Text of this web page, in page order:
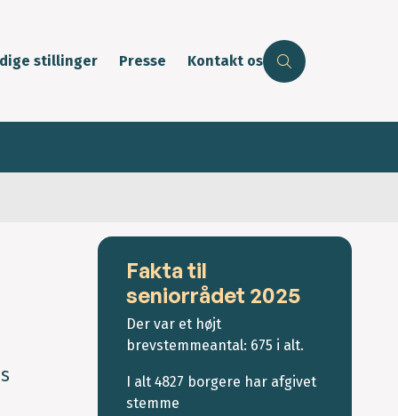
stillinger Presse Kontakt os
Fakta til
seniorrådet 2025
Der var et højt
brevstemmeantal: 675 i alt.
I alt 4827 borgere har afgivet
stemme